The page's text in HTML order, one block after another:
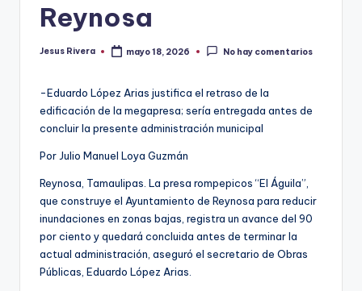
Reynosa
Publicado
Jesus Rivera mayo 18, 2026 No hay comentarios
-Eduardo López Arias justifica el retraso de la
edificación de la megapresa; sería entregada antes de
concluir la presente administración municipal
Por Julio Manuel Loya Guzmán
Reynosa, Tamaulipas. La presa rompepicos “El Águila”,
que construye el Ayuntamiento de Reynosa para reducir
inundaciones en zonas bajas, registra un avance del 90
por ciento y quedará concluida antes de terminar la
actual administración, aseguró el secretario de Obras
Públicas, Eduardo López Arias.